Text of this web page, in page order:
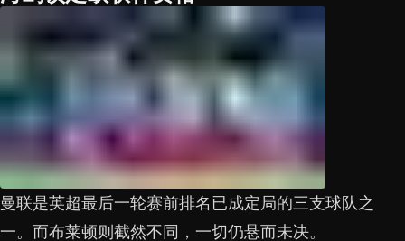
曼联是英超最后一轮赛前排名已成定局的三支球队之
一。而布莱顿则截然不同，一切仍悬而未决。